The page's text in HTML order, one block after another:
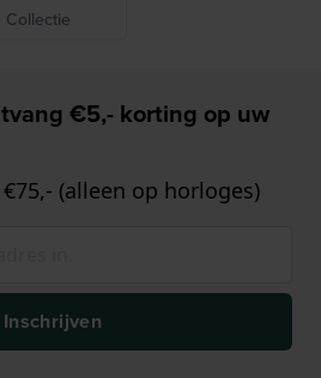
Collectie
€5,- korting op uw
(alleen op horloges)
Inschrijven